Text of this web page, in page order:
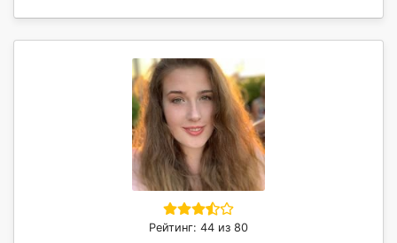
Рейтинг: 44 из 80